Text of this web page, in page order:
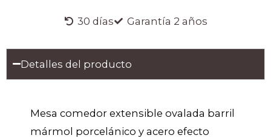
30 días Garantía 2 años
Detalles del producto
Mesa comedor extensible ovalada barril
mármol porcelánico y acero efecto